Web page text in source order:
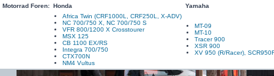
Motorrad Foren: Honda
Yamaha
Africa Twin (CRF1000L, CRF250L, X-ADV)
NC 700/750 X, NC 700/750 S
VFR 800/1200 X Crosstourer
MSX 125
CB 1100 EX/RS
Integra 700/750
CTX700N
NM4 Vultus
MT-09
MT-10
Tracer 900
XSR 900
XV 950 (R/Racer),